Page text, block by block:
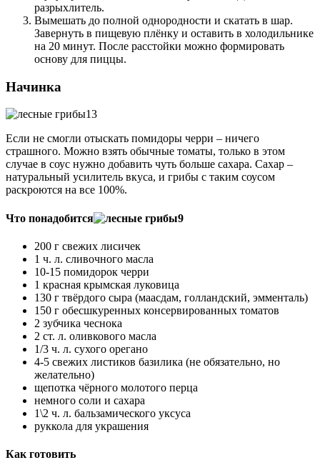
разрыхлитель.
Вымешать до полной однородности и скатать в шар.
Завернуть в пищевую плёнку и оставить в холодильнике
на 20 минут. После расстойки можно формировать
основу для пиццы.
Начинка
Если не смогли отыскать помидоры черри – ничего
страшного. Можно взять обычные томаты, только в этом
случае в соус нужно добавить чуть больше сахара. Сахар –
натуральный усилитель вкуса, и грибы с таким соусом
раскроются на все 100%.
Что понадобится
200 г свежих лисичек
1 ч. л. сливочного масла
10-15 помидорок черри
1 красная крымская луковица
130 г твёрдого сыра (маасдам, голландский, эмменталь)
150 г обесшкуренных консервированных томатов
2 зубчика чеснока
2 ст. л. оливкового масла
1/3 ч. л. сухого орегано
4-5 свежих листиков базилика (не обязательно, но
желательно)
щепотка чёрного молотого перца
немного соли и сахара
1\2 ч. л. бальзамического уксуса
руккола для украшения
Как готовить